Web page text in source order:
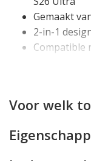
Gemaakt
2-in-1
Compatible
1 steekvak
materiaal
Houdt
Voor welk